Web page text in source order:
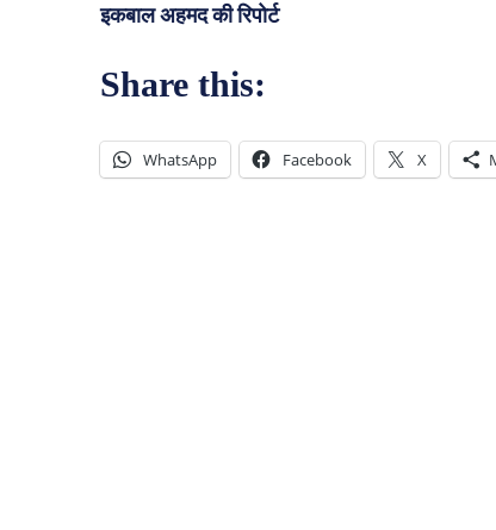
इकबाल अहमद की रिपोर्ट
Share this:
WhatsApp Facebook X